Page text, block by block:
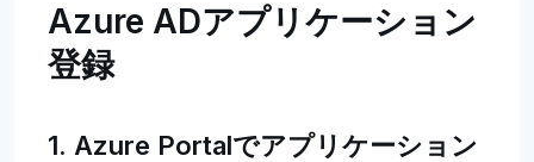
Azure ADアプリケーション
登録
1. Azure Portalでアプリケーション